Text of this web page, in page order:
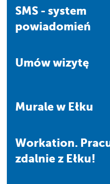
SMS - system
powiadomień
Umów wizytę
Murale w Ełku
Workation. Pracuj
zdalnie z Ełku!